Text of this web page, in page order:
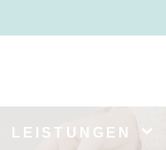
LEISTUNGEN